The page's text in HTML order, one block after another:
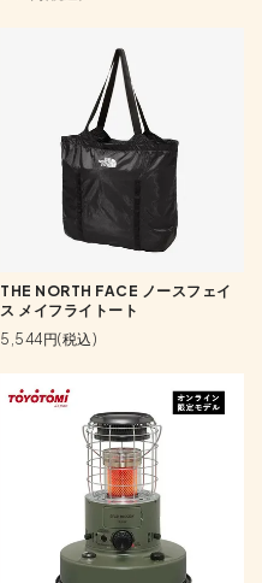
THE NORTH FACE ノースフェイ
ス メイフライトート
5,544円(税込)